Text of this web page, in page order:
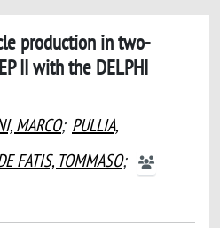
production in two-
II with the DELPHI
MARCO; PULLIA,
FATIS, TOMMASO;